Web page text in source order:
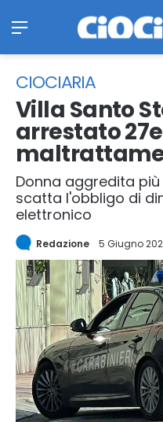
CIOCIARIA
Villa Santo
arrestato
Donna aggredita
scatta l'obbligo di
elettronico
Redazione 5 Giugno